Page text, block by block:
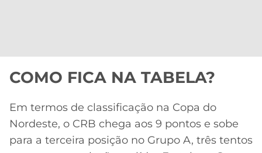
COMO FICA NA TABELA?
Em termos de classificação na Copa do
Nordeste, o CRB chega aos 9 pontos e sobe
para a terceira posição no Grupo A, três tentos